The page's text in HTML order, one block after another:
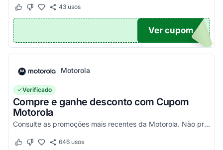
Este cupom funcionou
Este cupom não funcionou
43usos
100
Ver cupom
Motorola
Verificado
Compre e ganhe desconto com Cupom
Motorola
Consulte as promoções mais recentes da Motorola. Não precisa de cupom, descontos já aplicados no site.
Este cupom funcionou
Este cupom não funcionou
646usos